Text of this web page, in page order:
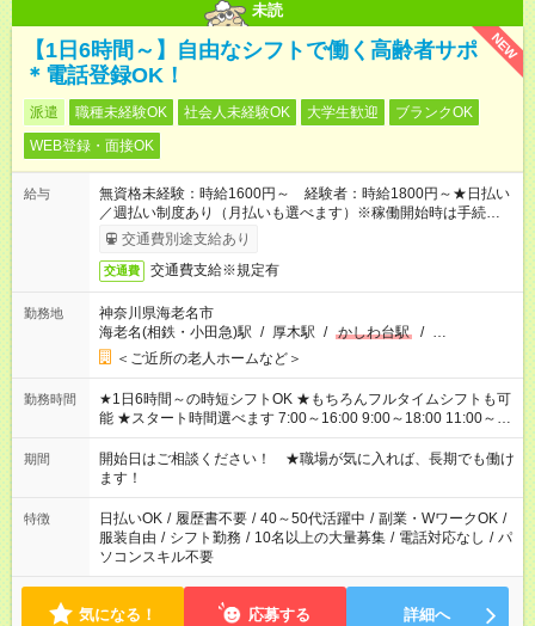
未読
NEW
【1日6時間～】自由なシフトで働く高齢者サポ
＊電話登録OK！
派遣 職種未経験OK 社会人未経験OK 大学生歓迎
ブランクOK
WEB登録・面接OK
給与
無資格未経験：時給1600円～ 経験者：時給1800円～★日払い
／週払い制度あり（月払いも選べます）※稼働開始時は手続き完
了次第のお支払いとなります。
交通費別途支給あり
交通費 交通費支給※規定有
勤務地
神奈川県海老名市
海老名(相鉄・小田急)駅 / 厚木駅 / かしわ台駅 / …
＜ご近所の老人ホームなど＞
勤務時間
★1日6時間～の時短シフトOK ★もちろんフルタイムシフトも可
能 ★スタート時間選べます 7:00～16:00 9:00～18:00 11:00～
20:00 など 残業なし！ ※Wワークの場合、他のお仕事と合わせ
週40時間超の就業はご案内できません ※法令に基づき、週20時
間以上勤務は社会保険への加入対象となります ※労働者派遣法
（日雇い派遣の原則禁止）により、短時間・短期間の就業はご
案内が難しい場合があります
期間
開始日はご相談ください！ ★職場が気に入れば、長期でも働け
ます！
特徴 日払いOK / 履歴書不要 / 40～50代活躍中 / 副業・WワークOK /
服装自由 / シフト勤務 / 10名以上の大量募集 / 電話対応なし / パ
ソコンスキル不要
気になる！ 応募する 詳細へ